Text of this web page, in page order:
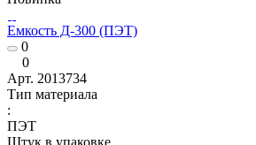
Емкость Д-300 (ПЭТ)
0
0
Арт. 2013734
Тип материала
:
ПЭТ
Штук в упаковке